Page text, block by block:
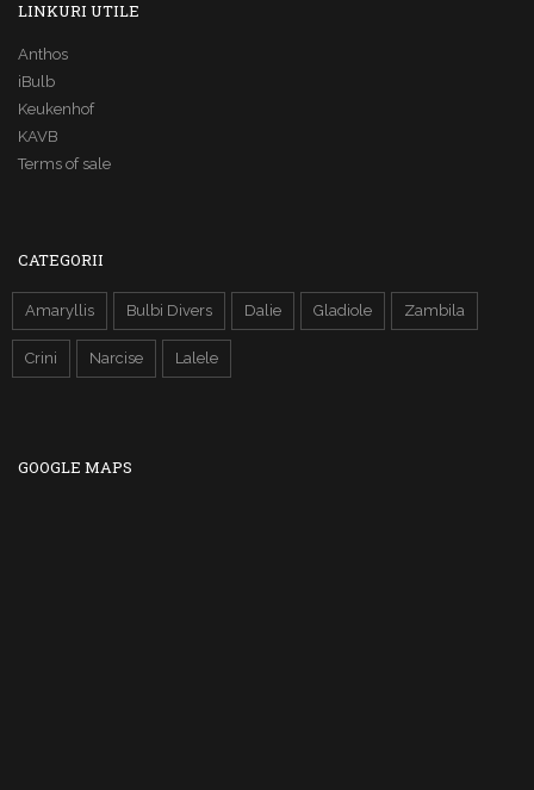
LINKURI UTILE
Anthos
iBulb
Keukenhof
KAVB
Terms of sale
CATEGORII
Amaryllis Bulbi Divers Dalie Gladiole Zambila
Crini Narcise Lalele
GOOGLE MAPS